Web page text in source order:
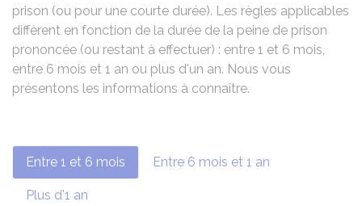
prison (ou pour une courte durée). Les règles applicables
diffèrent en fonction de la durée de la peine de prison
prononcée (ou restant à effectuer) : entre 1 et 6 mois,
entre 6 mois et 1 an ou plus d'un an. Nous vous
présentons les informations à connaître.
Entre 1 et 6 mois Entre 6 mois et 1 an
Plus d'1 an